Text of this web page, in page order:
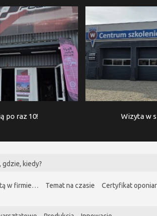
po raz 10! Wizyta w
gdzie, kiedy?
w firmie… Temat na czasie Certyfikat